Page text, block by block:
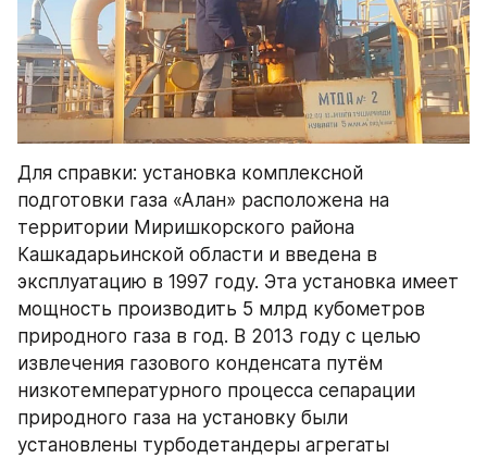
Для справки: установка комплексной
подготовки газа «Алан» расположена на
территории Миришкорского района
Кашкадарьинской области и введена в
эксплуатацию в 1997 году. Эта установка имеет
мощность производить 5 млрд кубометров
природного газа в год. В 2013 году с целью
извлечения газового конденсата путём
низкотемпературного процесса сепарации
природного газа на установку были
установлены турбодетандеры агрегаты